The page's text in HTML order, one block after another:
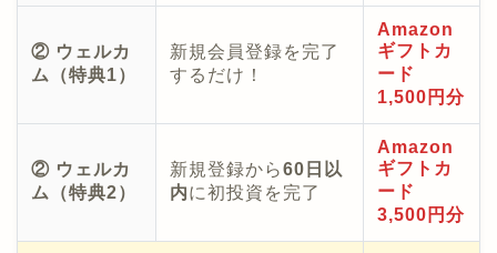
② ウェルカ
ム（特典1）
新規会員登録を完了
するだけ！
Amazon
ギフトカ
ード
1,500円分
② ウェルカ
ム（特典2）
新規登録から60日以
内に初投資を完了
Amazon
ギフトカ
ード
3,500円分